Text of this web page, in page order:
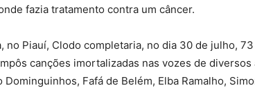
fazia tratamento contra um câncer.
no Piauí, Clodo completaria, no dia 30 de julho,
canções imortalizadas nas vozes de
Dominguinhos, Fafá de Belém, Elba Ramalho,